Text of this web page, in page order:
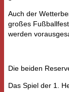
Auch der
großes
werden
Die beiden
Das Spiel der 1.